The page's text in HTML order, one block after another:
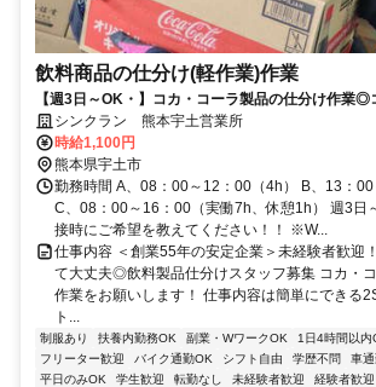
飲料商品の仕分け(軽作業)作業
【週3日～OK・】コカ・コーラ製品の仕分け作業◎
トナー企業
シンクラン 熊本宇土営業所
時給1,100円
熊本県宇土市
勤務時間 A、08：00～12：00（4h） B、13：00
C、08：00～16：00（実働7h、休憩1h） 週3日
接時にご希望を教えてください！！ ※W...
仕事内容 ＜創業55年の安定企業＞未経験者歓迎
て大丈夫◎飲料製品仕分けスタッフ募集 コカ・
作業をお願いします！ 仕事内容は簡単にできる
ト...
制服あり 扶養内勤務OK 副業・WワークOK 1日4時間以内
フリーター歓迎
バイク通勤OK シフト自由 学歴不問 車
平日のみOK
学生歓迎 転勤なし 未経験者歓迎 経験者歓迎